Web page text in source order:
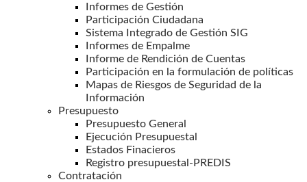
Informes de Gestión
Participación Ciudadana
Sistema Integrado de Gestión SIG
Informes de Empalme
Informe de Rendición de Cuentas
Participación en la formulación de políticas
Mapas de Riesgos de Seguridad de la
Información
Presupuesto
Presupuesto General
Ejecución Presupuestal
Estados Finacieros
Registro presupuestal-PREDIS
Contratación